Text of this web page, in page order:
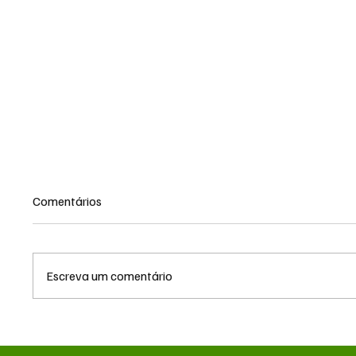
Comentários
Escreva um comentário